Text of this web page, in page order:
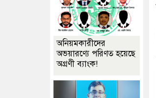
অনিয়মকারীদের
অভয়ারণ্যে পরিণত হয়েছে
অগ্রণী ব্যাংক!